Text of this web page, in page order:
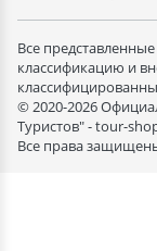
Все
классификацию и
© 2020-2026
Туристов" - tour-
Все права